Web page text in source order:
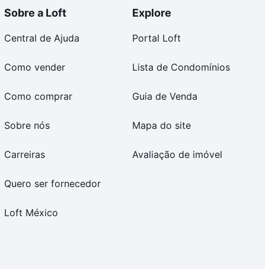
Sobre a Loft
Central de Ajuda
Como vender
Como comprar
Sobre nós
Carreiras
Quero ser fornecedor
Loft México
Explore
Portal Loft
Lista de Condomínios
Guia de Venda
Mapa do site
Avaliação de imóvel